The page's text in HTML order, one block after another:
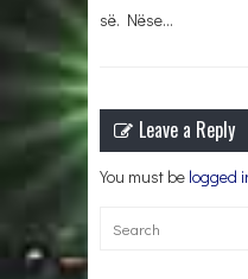
së. Nëse…
Leave a Reply
You must be logged